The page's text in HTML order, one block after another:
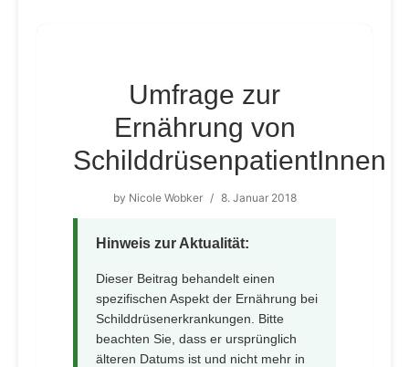
Umfrage zur
Ernährung von
SchilddrüsenpatientInnen
by Nicole Wobker / 8. Januar 2018
Hinweis zur Aktualität:
Dieser Beitrag behandelt einen
spezifischen Aspekt der Ernährung bei
Schilddrüsenerkrankungen. Bitte
beachten Sie, dass er ursprünglich
älteren Datums ist und nicht mehr in